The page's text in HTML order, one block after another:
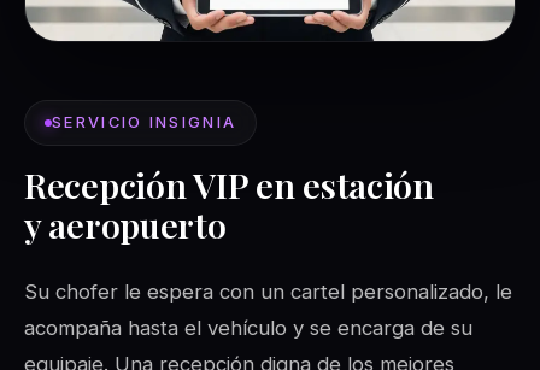
SERVICIO INSIGNIA
Recepción VIP en estación
yaeropuerto
Su chofer le espera con un cartel personalizado, le
acompaña hasta el vehículo y se encarga de su
equipaje. Una recepción digna de los mejores